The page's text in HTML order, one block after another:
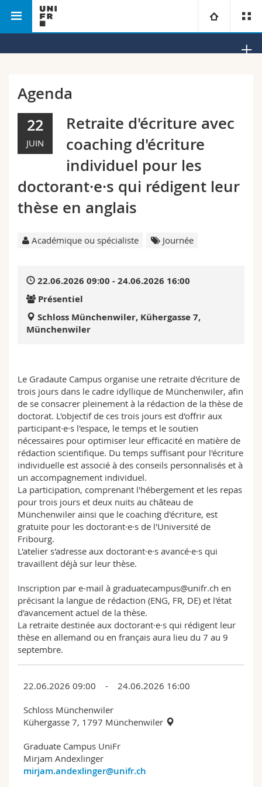
Campus
Recherche
Formation continue
Théologie
Droit
Sciences économiques et sociales et management
Lettres et sciences humaines
Sciences de l'éducation et de la formation
Interfacultaire
Vous êtes
Futurs étudiants
Médias
Chercheurs
Doctorants
Ressources
Plan d'accès
Bibliothèques
Programme des cours
MyUnifr
Département
Agenda
22
JUIN
Retraite d'écriture avec
coaching d'écriture
individuel pour les
doctorant·e·s qui rédigent leur
thèse en anglais
Académique ou spécialiste Journée
22.06.2026 09:00 - 24.06.2026 16:00
Présentiel
Schloss Münchenwiler, Küher­gasse 7,
München­wiler
Le Gradaute Campus organise une retraite d'écriture de
trois jours dans le cadre idyllique de Münchenwiler, afin
de se consacrer pleinement à la rédaction de la thèse de
doctorat. L'objectif de ces trois jours est d'offrir aux
participant·e·s l'espace, le temps et le soutien
nécessaires pour optimiser leur efficacité en matière de
rédaction scientifique. Du temps suffisant pour l'écriture
individuelle est associé à des conseils personnalisés et à
un accompagnement individuel.
La participation, comprenant l'hébergement et les repas
pour trois jours et deux nuits au château de
Münchenwiler ainsi que le coaching d'écriture, est
gratuite pour les doctorant·e·s de l'Université de
Fribourg.
L'atelier s'adresse aux doctorant·e·s avancé·e·s qui
travaillent déjà sur leur thèse.
Inscription par e-mail à graduatecampus@unifr.ch en
précisant la langue de rédaction (ENG, FR, DE) et l'état
d'avancement actuel de la thèse.
La retraite destinée aux doctorant·e·s qui rédigent leur
thèse en allemand ou en français aura lieu du 7 au 9
septembre.
22.06.2026 09:00 - 24.06.2026 16:00
Schloss Münchenwiler
Küher­gasse 7, 1797 München­wiler
Graduate Campus UniFr
Mirjam Andexlinger
mirjam.andexlinger@unifr.ch